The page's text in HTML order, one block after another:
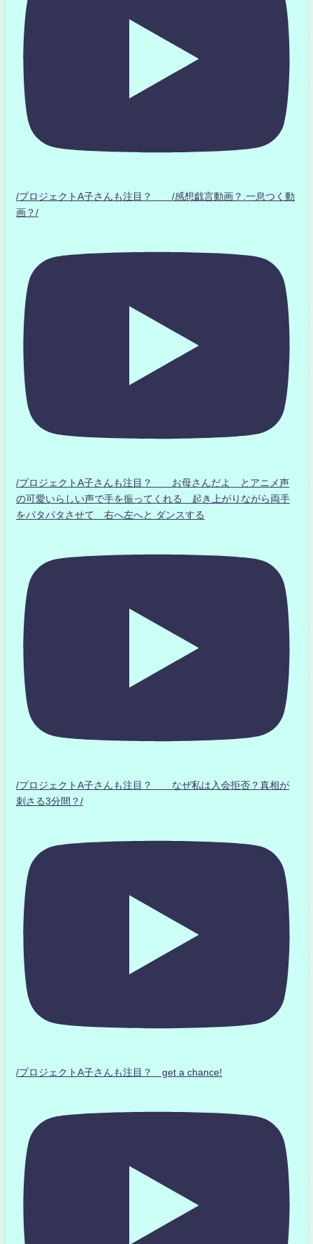
/プロジェクトA子さんも注目？ /感想戯言動画？.一息つく動
画？/
/プロジェクトA子さんも注目？ お母さんだよ とアニメ声
の可愛いらしい声で手を振ってくれる 起き上がりながら両手
をパタパタさせて 右へ左へと ダンスする
/プロジェクトA子さんも注目？ なぜ私は入会拒否？真相が
刺さる3分間？/
/プロジェクトA子さんも注目？ get a chance!